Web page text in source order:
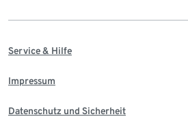
Service & Hilfe
Impressum
Datenschutz und Sicherheit